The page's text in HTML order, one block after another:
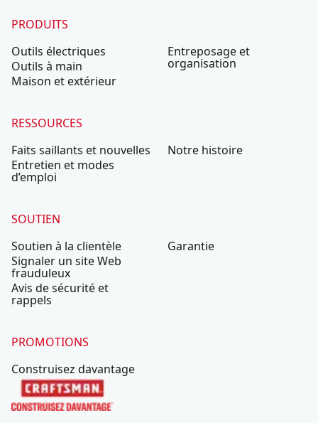
PRODUITS
Outils électriques
Outils à main
Maison et extérieur
Entreposage et
organisation
RESSOURCES
Faits saillants et nouvelles
Entretien et modes
d’emploi
Notre histoire
SOUTIEN
Soutien à la clientèle
Signaler un site Web
frauduleux
Avis de sécurité et
rappels
Garantie
PROMOTIONS
Construisez davantage